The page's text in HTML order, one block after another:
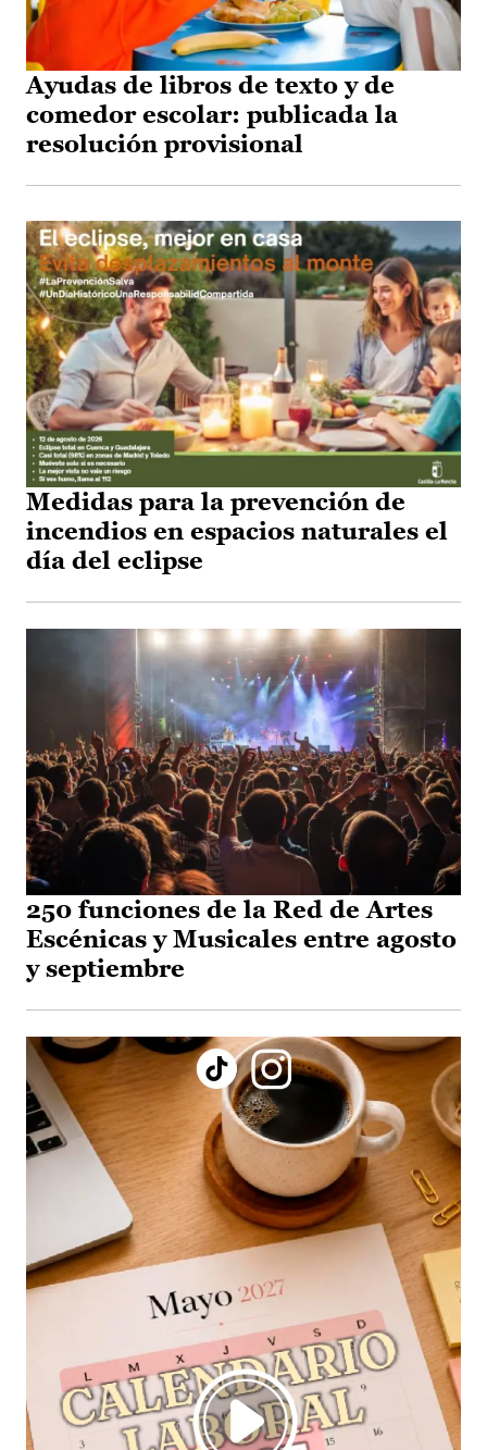
Ayudas de libros de texto y de
comedor escolar: publicada la
resolución provisional
Medidas para la prevención de
incendios en espacios naturales el
día del eclipse
250 funciones de la Red de Artes
Escénicas y Musicales entre agosto
y septiembre